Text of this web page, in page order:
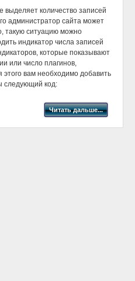
выделяет количество записей
администратор сайта может
такую ситуацию можно
индикатор числа записей
которые показывают
или число плагинов,
вам необходимо добавить
код:
Читать дальше...